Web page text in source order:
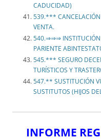
CADUCIDAD)
539.*** CANCELACIÓN
VENTA.
540.⇒⇒⇒ INSTITUCIÓN
PARIENTE
545.*** SEGURO
TURÍSTICOS Y
547.** SUSTITUCIÓN
SUSTITUTOS (HIJOS
INFORME